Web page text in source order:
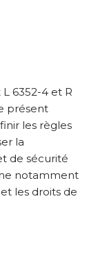
6352-4 et R
présent
les règles
la
de sécurité
notamment
les droits de